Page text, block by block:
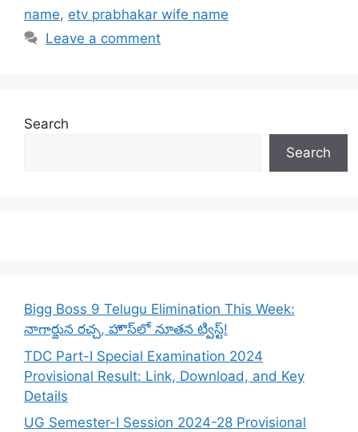
name, etv prabhakar wife name
Leave a comment
Search
Search
Bigg Boss 9 Telugu Elimination This Week:
నాగార్జున రచ్చ, హౌస్‌లో నూతన ట్విస్ట్!
TDC Part-I Special Examination 2024
Provisional Result: Link, Download, and Key
Details
UG Semester-I Session 2024-28 Provisional